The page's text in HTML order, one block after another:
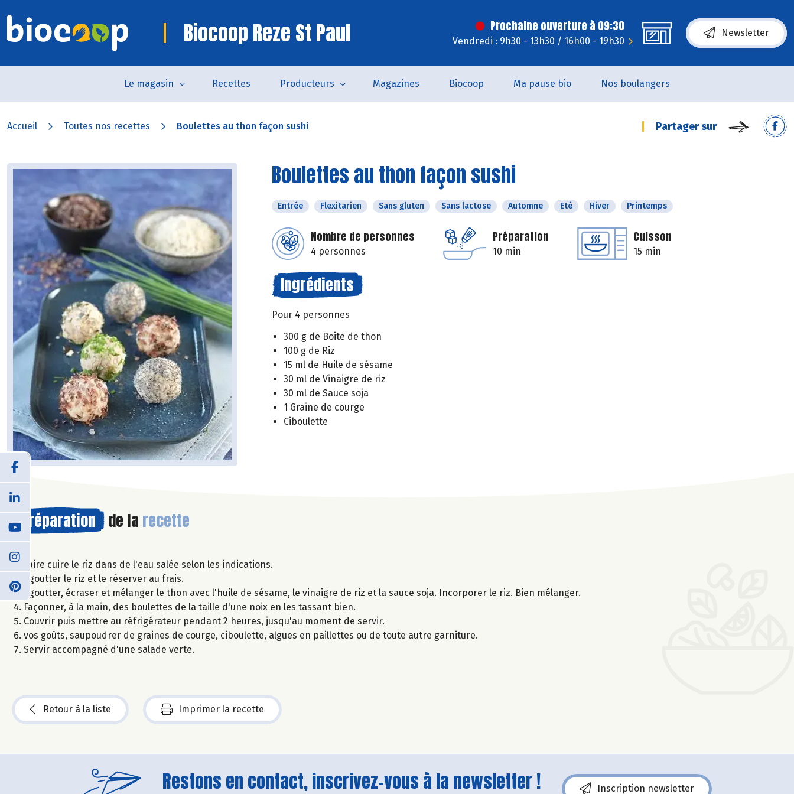
Biocoop Reze St Paul Prochaine ouverture à 09:30
Vendredi : 9h30 - 13h30 / 16h00 - 19h30
Newsletter
Le magasin Recettes Producteurs Magazines Biocoop Ma pause bio Nos boulangers
Accueil Toutes nos recettes Boulettes au thon façon sushi Partager sur
Boulettes au thon façon sushi
Entrée Flexitarien Sans gluten Sans lactose Automne Eté Hiver Printemps
Nombre de personnes
4 personnes
Préparation
10 min
Cuisson
15 min
Ingrédients
Pour 4 personnes
300 g de Boite de thon
100 g de Riz
15 ml de Huile de sésame
30 ml de Vinaigre de riz
30 ml de Sauce soja
1 Graine de courge
Ciboulette
Préparation de la recette
Faire cuire le riz dans de l'eau salée selon les indications.
Egoutter le riz et le réserver au frais.
Egoutter, écraser et mélanger le thon avec l'huile de sésame, le vinaigre de riz et la sauce soja. Incorporer le riz. Bien mélanger.
Façonner, à la main, des boulettes de la taille d'une noix en les tassant bien.
Couvrir puis mettre au réfrigérateur pendant 2 heures, jusqu'au moment de servir.
vos goûts, saupoudrer de graines de courge, ciboulette, algues en paillettes ou de toute autre garniture.
Servir accompagné d'une salade verte.
Retour à la liste Imprimer la recette
Restons en contact, inscrivez-vous à la newsletter ! Inscription newsletter